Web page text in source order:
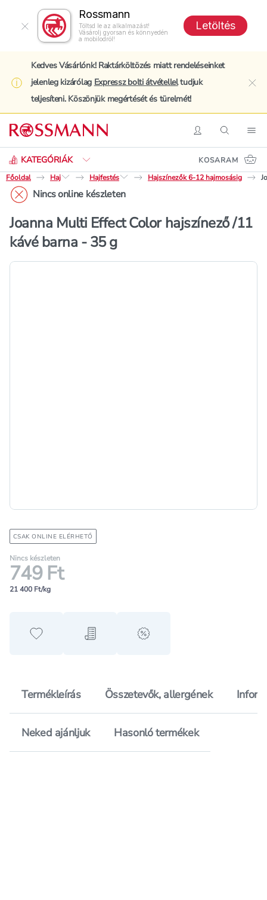
Rossmann
Töltsd le az alkalmazást!
Vásárolj gyorsan és könnyedén
a mobilodról!
Letöltés
Kedves Vásárlónk! Raktárköltözés miatt rendeléseinket
jelenleg kizárólag Expressz bolti átvételleltudjuk
teljesíteni. Köszönjük megértését és türelmét!
BelépésKeresés
KATEGÓRIÁK
Keresés
KOSARAM
Főoldal
Haj Hajfestés Hajszínezők 6-12 hajmosásig
Nincs online készleten
Joanna Multi Effect Color hajszínező /11
kávé barna - 35 g
CSAK ONLINE ELÉRHETŐ
Nincs készleten
749 Ft
21 400 Ft/kg
Hozzáadás a kedvencekhez
Hozzáadás a bevásárló listához
alert when on sale
Termékleírás Összetevők, allergének
Neked ajánljuk Hasonló termékek